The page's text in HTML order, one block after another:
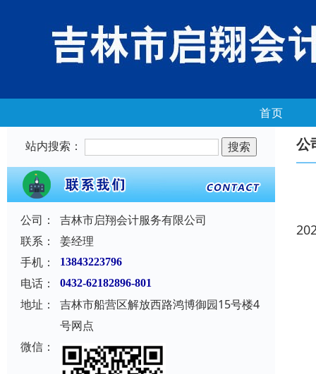
首页
站内搜索：
公司：
吉林市启翔会计服务有限公司
联系：
姜经理
手机：
13843223796
电话： 0432-62182896-801
地址：
吉林市船营区解放西路鸿博御园15号楼4
号网点
微信：
公